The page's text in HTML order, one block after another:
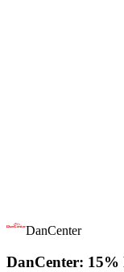
DanCenter
DanCenter: 15%